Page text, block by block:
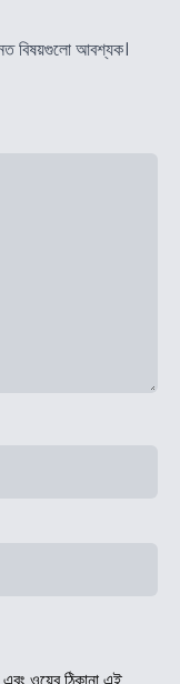
বিষয়গুলো আবশ্যক।